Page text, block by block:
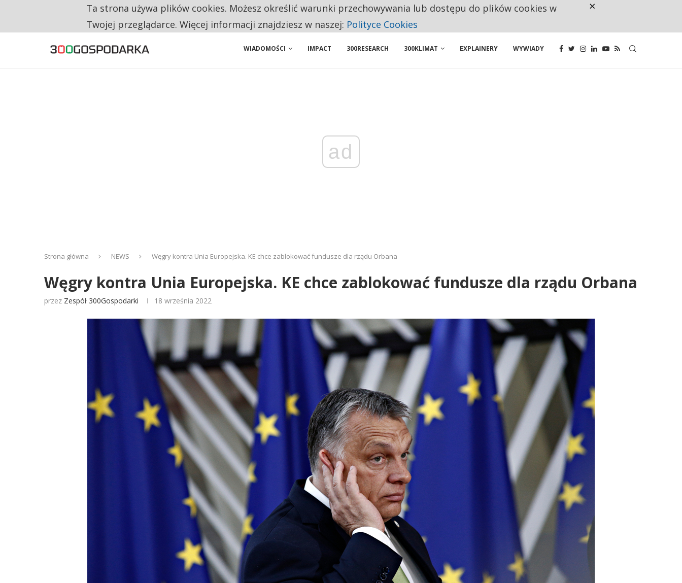
CO TRZECIĄ ZŁOTÓWKĘ Z EMERYTURY SENIORZY PRZEZNACZAJĄ NA PODSTAWOWE ZAKUPY
WIADOMOŚCI IMPACT 300RESEARCH 300KLIMAT EXPLAINERY WYWIADY
ad
Strona główna NEWS Węgry kontra Unia Europejska. KE chce zablokować fundusze dla rządu Orbana
Węgry kontra Unia Europejska. KE chce zablokować fundusze dla rządu Orbana
przez Zespół 300Gospodarki 18 września 2022
Ta strona używa plików cookies. Możesz określić warunki przechowywania lub dostępu do plików cookies w
Twojej przeglądarce. Więcej informacji znajdziesz w naszej: Polityce Cookies
×